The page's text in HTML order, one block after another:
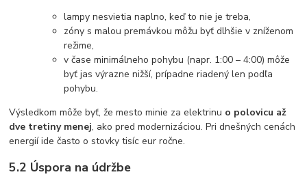
lampy nesvietia naplno, keď to nie je treba,
zóny s malou premávkou môžu byť dlhšie v zníženom
režime,
v čase minimálneho pohybu (napr. 1:00 – 4:00) môže
byť jas výrazne nižší, prípadne riadený len podľa
pohybu.
Výsledkom môže byť, že mesto minie za elektrinu o polovicu až
dve tretiny menej, ako pred modernizáciou. Pri dnešných cenách
energií ide často o stovky tisíc eur ročne.
5.2 Úspora na údržbe